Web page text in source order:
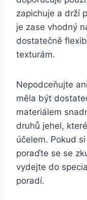
zapichuje ⁤a drží
je zase vhodný
dostatečně
⁤texturám.
Nepodceňujte
měla ⁢být
materiálem
druhů jehel,
účelem. Pokud
poraďte⁤ se se
vydejte do
‍poradí.